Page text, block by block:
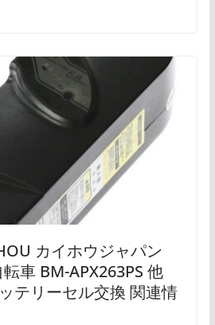
カイホウジャパン
車 BM-APX263PS 他
テリーセル交換 関連情